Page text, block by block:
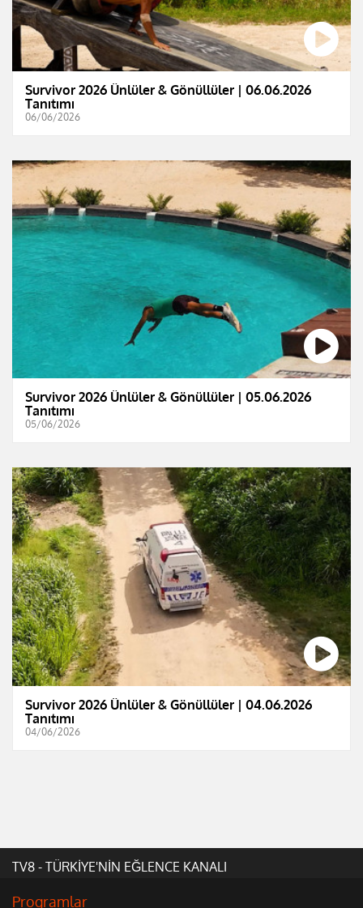
Survivor 2026 Ünlüler & Gönüllüler | 06.06.2026
Tanıtımı
06/06/2026
Survivor 2026 Ünlüler & Gönüllüler | 05.06.2026
Tanıtımı
05/06/2026
Survivor 2026 Ünlüler & Gönüllüler | 04.06.2026
Tanıtımı
04/06/2026
TV8 - TÜRKİYE'NİN EĞLENCE KANALI
Programlar